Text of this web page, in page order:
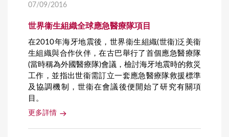
07/09/2016
世界衞生組織全球應急醫療隊項目
在2010年海牙地震後，世界衞生組織(世衞)泛美衞
生組織與合作伙伴，在古巴舉行了首個應急醫療隊
(當時稱為外國醫療隊)會議，檢討海牙地震時的救災
工作，並指出世衞需訂立一套應急醫療隊救援標準
及協調機制，世衞在會議後便開始了研究有關項
目。
更多詳情